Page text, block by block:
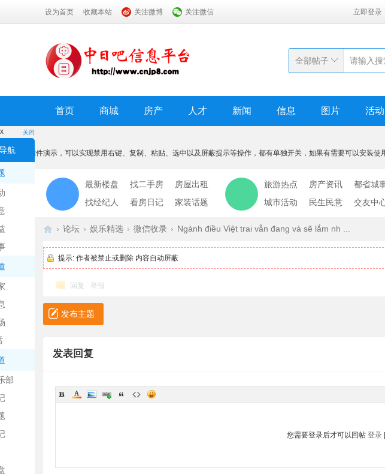
设为首页 收藏本站 关注微博 关注微信 立即登录
全部帖子
首页 商城 房产 人才 新闻 信息 图片 活动
关闭
航
部
x
本功能为插件演示，可以实现禁用右键、复制、粘贴、选中以及屏蔽提示等操作，都有单独开关，如果有需要可以安装使
我知道了
最新楼盘 找二手房
房屋出租
找经纪人
看房日记 家装话题
旅游热点 房产资讯
都省城
城市活动
民生民意 交友中
› 论坛 › 娱乐精选 › 微信收录 › Ngành điều Việt trai vẫn đang và sẽ lắm nh ...
提示: 作者被禁止或删除 内容自动屏蔽
回复 举报
发布主题
发表回复
您需要登录后才可以回帖 登录